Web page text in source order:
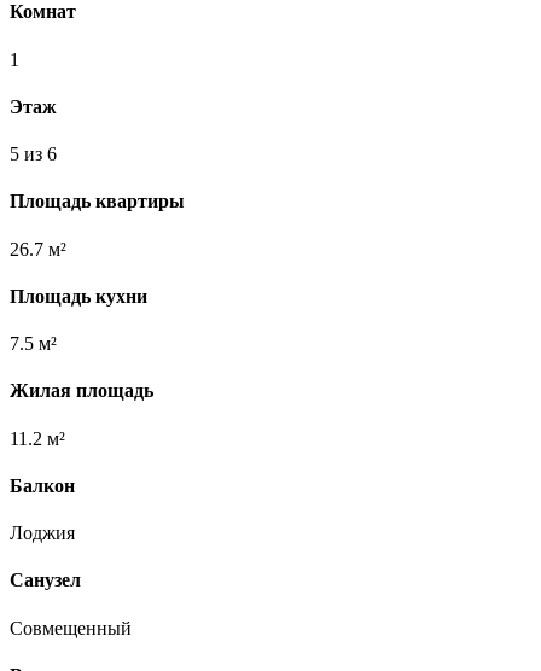
Комнат
1
Этаж
5 из 6
Площадь квартиры
26.7 м²
Площадь кухни
7.5 м²
Жилая площадь
11.2 м²
Балкон
Лоджия
Санузел
Совмещенный